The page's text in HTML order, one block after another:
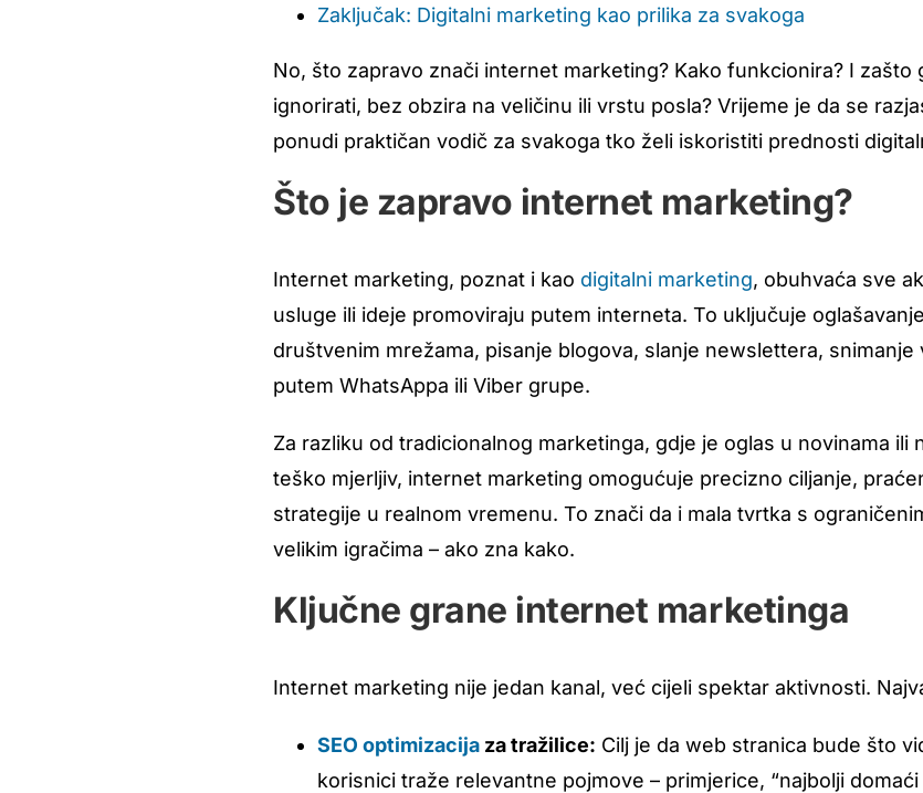
Zaključak: Digitalni marketing kao prilika za svakoga
No, što zapravo znači internet marketing? Kako funkcionira? I zašto
ignorirati, bez obzira na veličinu ili vrstu posla? Vrijeme je da se
ponudi praktičan vodič za svakoga tko želi iskoristiti prednosti
Što je zapravo internet marketing?
Internet marketing, poznat i kao digitalni marketing, obuhvaća sve
usluge ili ideje promoviraju putem interneta. To uključuje
društvenim mrežama, pisanje blogova, slanje newslettera, snimanje
putem WhatsAppa ili Viber grupe.
Za razliku od tradicionalnog marketinga, gdje je oglas u novinama ili
teško mjerljiv, internet marketing omogućuje precizno ciljanje,
strategije u realnom vremenu. To znači da i mala tvrtka s
velikim igračima – ako zna kako.
Ključne grane internet marketinga
Internet marketing nije jedan kanal, već cijeli spektar aktivnosti.
SEO optimizacija za tražilice: Cilj je da web stranica bude što
korisnici traže relevantne pojmove – primjerice, “najbolji domaći